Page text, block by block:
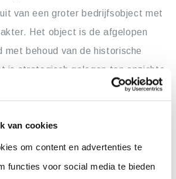
van cookies
om content en advertenties te
functies voor social media te bieden
van een groter bedrijfsobject met
Het object is de afgelopen
met behoud van de historische
is strategisch gelegen ten opzichte
op bedrijventerrein ‘Benelux
actief als groothandel in
natuursteen vanuit Turkije.